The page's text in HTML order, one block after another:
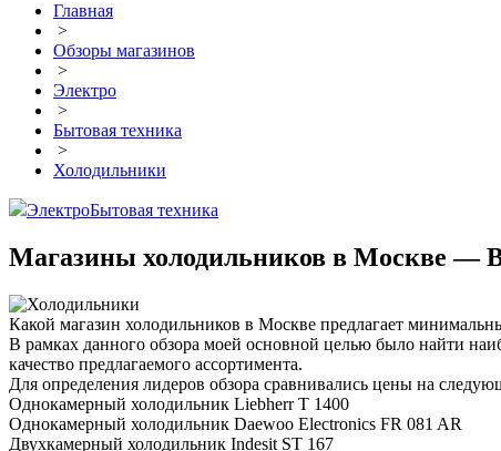
Главная
>
Обзоры магазинов
>
Электро
>
Бытовая техника
>
Холодильники
ЭлектроБытовая техника
Магазины холодильников в Москве —
Какой магазин холодильников в Москве предлагает
В рамках данного обзора моей основной целью было найти
качество предлагаемого ассортимента.
Для определения лидеров обзора сравнивались цены на
Однокамерный холодильник Liebherr T 1400
Однокамерный холодильник Daewoo Electronics FR 081 AR
Двухкамерный холодильник Indesit ST 167